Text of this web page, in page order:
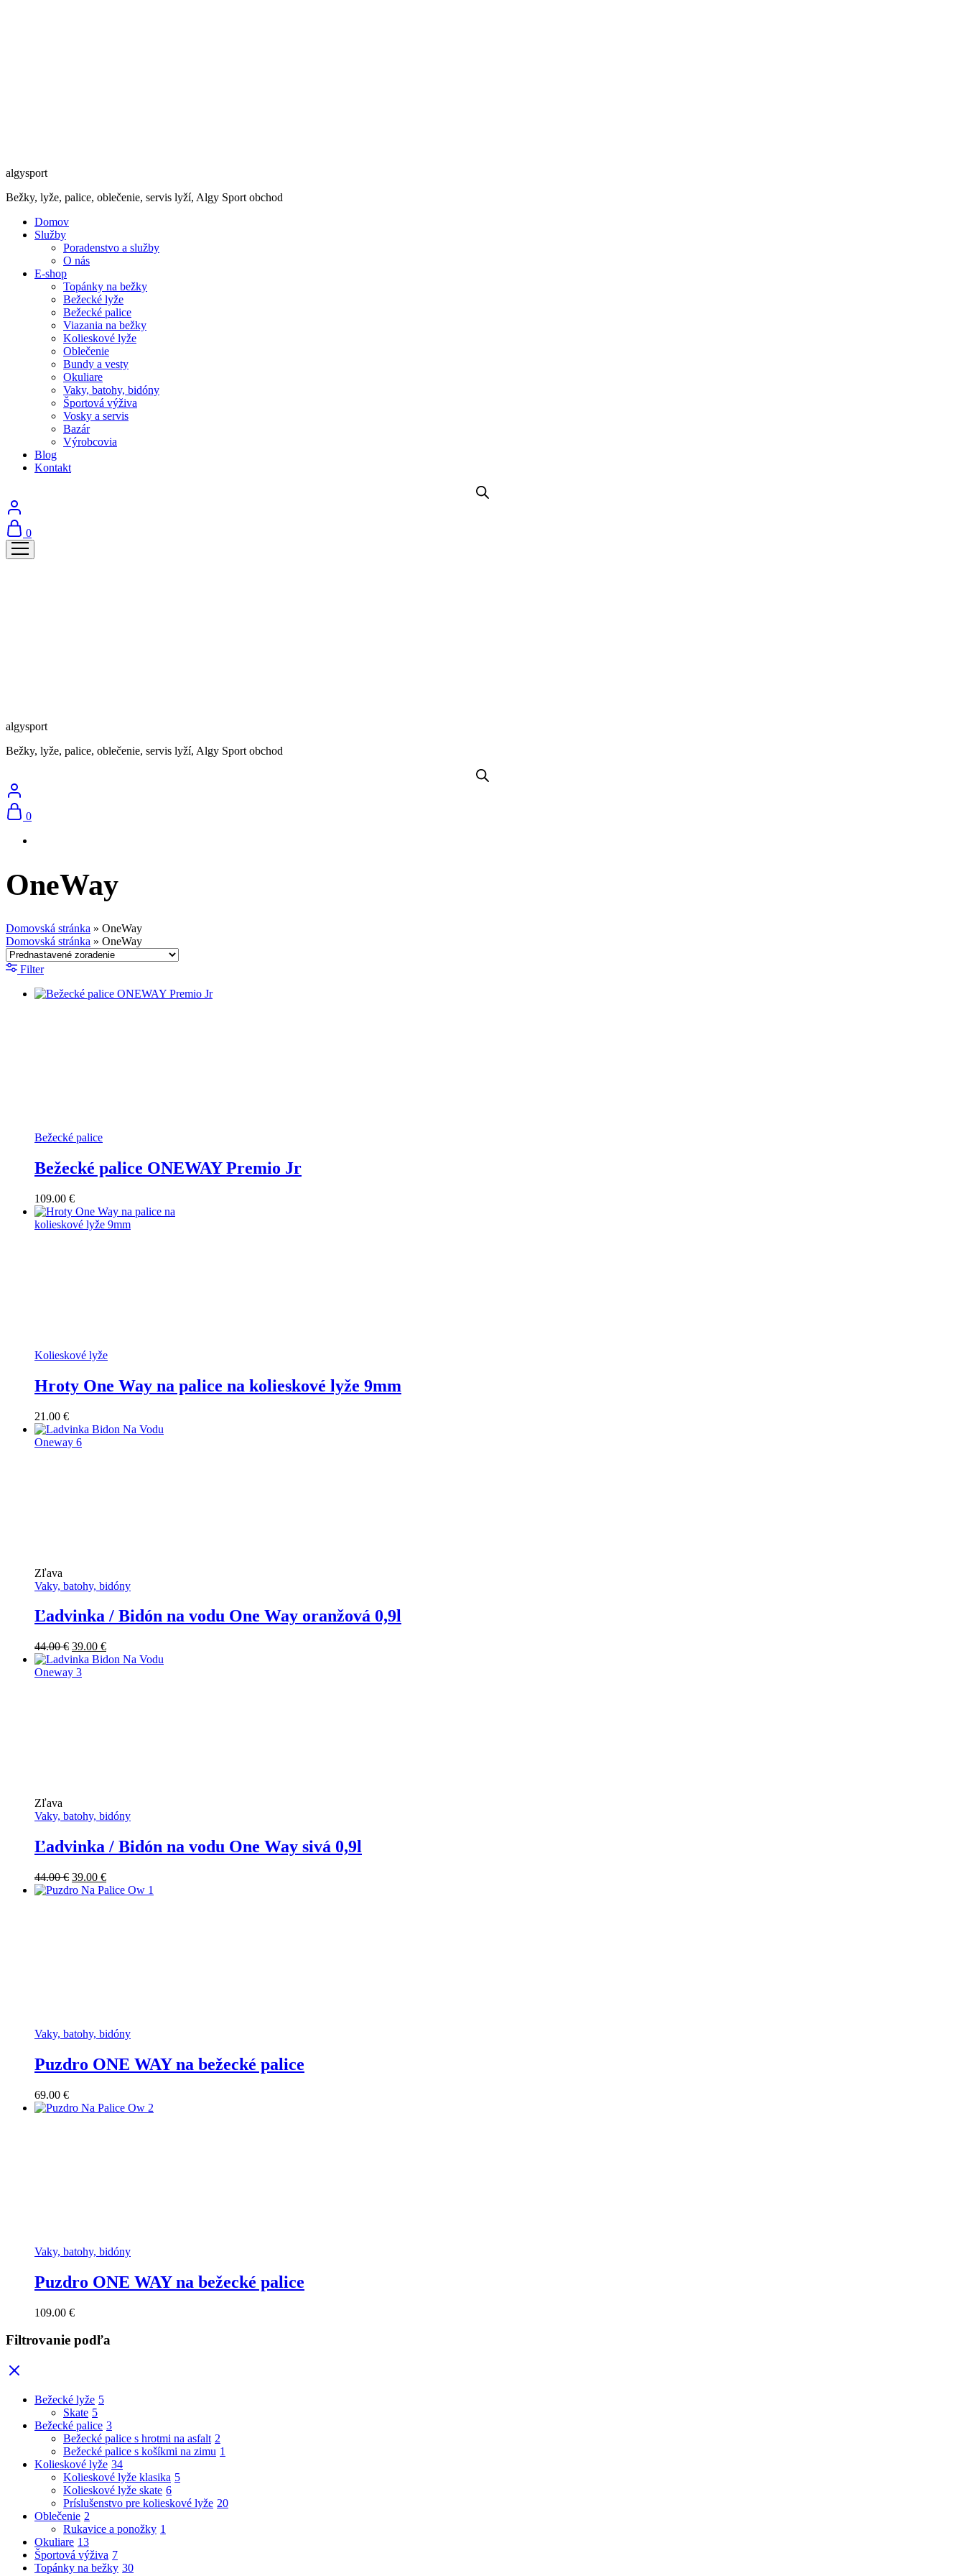
algysport
Bežky, lyže, palice, oblečenie, servis lyží, Algy Sport obchod
Domov
Služby
Poradenstvo a služby
O nás
E-shop
Topánky na bežky
Bežecké lyže
Bežecké palice
Viazania na bežky
Kolieskové lyže
Oblečenie
Bundy a vesty
Okuliare
Vaky, batohy, bidóny
Športová výživa
Vosky a servis
Bazár
Výrobcovia
Blog
Kontakt
0
algysport
Bežky, lyže, palice, oblečenie, servis lyží, Algy Sport obchod
0
OneWay
Domovská stránka » OneWay
Domovská stránka » OneWay
Filter
Bežecké palice
Bežecké palice ONEWAY Premio Jr
109.00 €
Kolieskové lyže
Hroty One Way na palice na kolieskové lyže 9mm
21.00 €
Zľava
Vaky, batohy, bidóny
Ľadvinka / Bidón na vodu One Way oranžová 0,9l
44.00€ Pôvodná
cena
bola:
39.00 €Aktuálna
cena
Zľava
Vaky, batohy, bidóny
Ľadvinka / Bidón na vodu One Way sivá 0,9l
44.00€ Pôvodná
cena
39.00 €Aktuálna
cena
Vaky, batohy, bidóny
Puzdro ONE WAY na bežecké palice
69.00 €
Vaky, batohy, bidóny
Puzdro ONE WAY na bežecké palice
109.00 €
Filtrovanie podľa
Bežecké lyže 5
Skate 5
Bežecké palice 3
Bežecké palice s hrotmi na asfalt 2
Bežecké palice s košíkmi na zimu 1
Kolieskové lyže 34
Kolieskové lyže klasika 5
Kolieskové lyže skate 6
Príslušenstvo pre kolieskové lyže 20
Oblečenie 2
Rukavice a ponožky 1
Okuliare 13
Športová výživa 7
Topánky na bežky 30